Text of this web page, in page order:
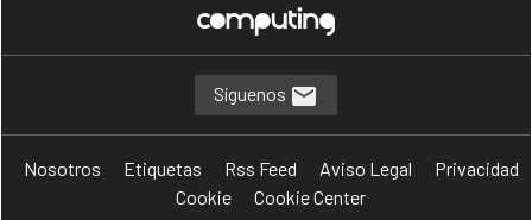
Síguenos
Nosotros Etiquetas Rss Feed Aviso Legal
Privacidad
Cookie
Cookie Center